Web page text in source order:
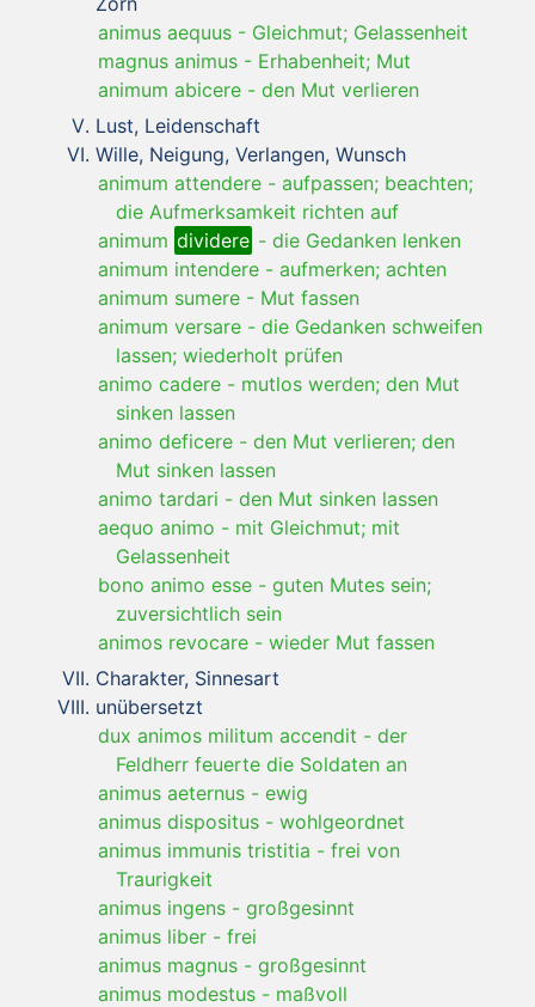
animus aequus - Gleichmut; Gelassenheit
magnus animus - Erhabenheit; Mut
animum abicere - den Mut verlieren
Lust, Leidenschaft
Wille, Neigung, Verlangen, Wunsch
animum attendere - aufpassen; beachten;
die Aufmerksamkeit richten auf
animum dividere - die Gedanken lenken
animum intendere - aufmerken; achten
animum sumere - Mut fassen
animum versare - die Gedanken schweifen
lassen; wiederholt prüfen
animo cadere - mutlos werden; den Mut
sinken lassen
animo deficere - den Mut verlieren; den
Mut sinken lassen
animo tardari - den Mut sinken lassen
aequo animo - mit Gleichmut; mit
Gelassenheit
bono animo esse - guten Mutes sein;
zuversichtlich sein
animos revocare - wieder Mut fassen
Charakter, Sinnesart
unübersetzt
dux animos militum accendit - der
Feldherr feuerte die Soldaten an
animus aeternus - ewig
animus dispositus - wohlgeordnet
animus immunis tristitia - frei von
Traurigkeit
animus ingens - großgesinnt
animus liber - frei
animus magnus - großgesinnt
animus modestus - maßvoll